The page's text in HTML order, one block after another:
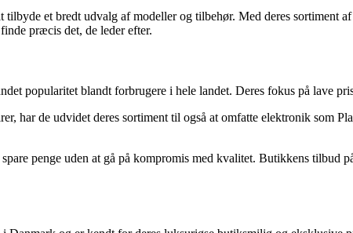
et bredt udvalg af modeller og tilbehør. Med deres
præcis det, de leder efter.
popularitet blandt forbrugere i hele landet. Deres fokus på lave
har de udvidet deres sortiment til også at omfatte elektronik som
penge uden at gå på kompromis med kvalitet. Butikkens